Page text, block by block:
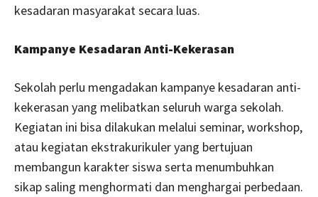
kesadaran masyarakat secara luas.
Kampanye Kesadaran Anti-Kekerasan
Sekolah perlu mengadakan kampanye kesadaran anti-
kekerasan yang melibatkan seluruh warga sekolah.
Kegiatan ini bisa dilakukan melalui seminar, workshop,
atau kegiatan ekstrakurikuler yang bertujuan
membangun karakter siswa serta menumbuhkan
sikap saling menghormati dan menghargai perbedaan.